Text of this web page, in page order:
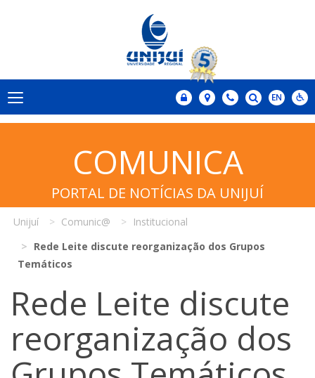
COMUNICA
PORTAL DE NOTÍCIAS DA UNIJUÍ
Unijuí Comunic@
Institucional
Rede Leite discute reorganização dos Grupos
Temáticos
Rede Leite discute
reorganização dos